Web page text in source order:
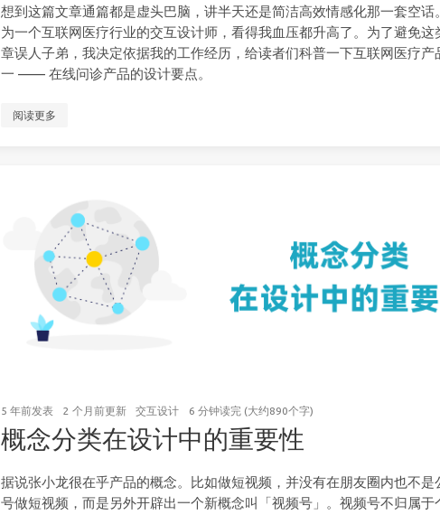
想到这篇文章通篇都是虚头巴脑，讲半天还是简洁高效情感化那一套空话
为一个互联网医疗行业的交互设计师，看得我血压都升高了。为了避免这
章误人子弟，我决定依据我的工作经历，给读者们科普一下互联网医疗产
一 —— 在线问诊产品的设计要点。
阅读更多
5 年前发表 2 个月前更新 交互设计 6 分钟读完 (大约890个字)
概念分类在设计中的重要性
据说张小龙很在乎产品的概念。比如做短视频，并没有在朋友圈内也不是
号做短视频，而是另外开辟出一个新概念叫「视频号」。视频号不归属于